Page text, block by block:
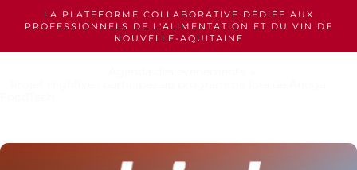
content
LA PLATEFORME COLLABORATIVE DÉDIÉE AUX
PROFESSIONNELS DE L'ALIMENTATION ET DU VIN DE
NOUVELLE-AQUITAINE